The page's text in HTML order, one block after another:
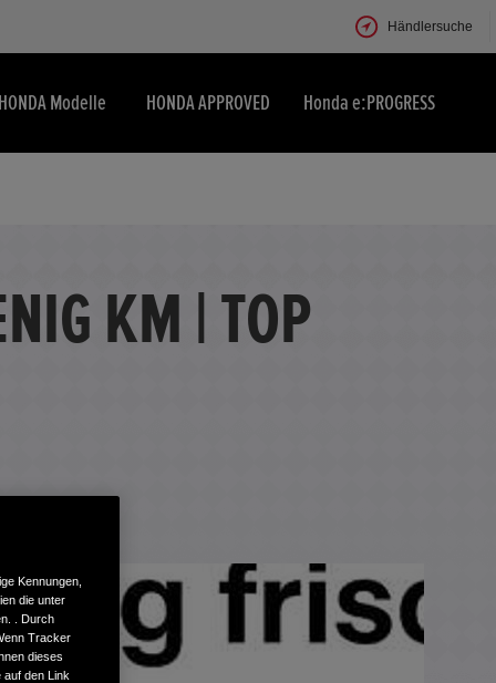
Händlersuche
Modelle HONDA APPROVED Honda e:PROGRESS
KM | TOP
Kennungen,
die unter
. Durch
Tracker
dieses
auf den Link